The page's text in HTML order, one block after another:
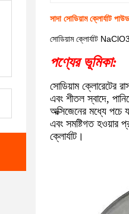
সাদা সোডিয়াম ক্লোর্যাট
সোডিয়াম ক্লোর্যাট
পণ্যের ভূমিকা:
সোডিয়াম ক্লোরেটের
এবং শীতল স্বাদে,
অক্সিজেনের মধ্যে
এবং সমষ্টিগত হওয়ার
ক্লোর্যাট।